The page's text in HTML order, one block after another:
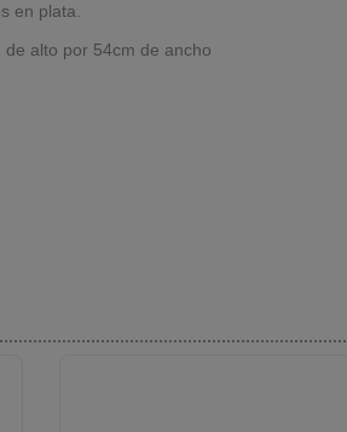
en plata.
alto por 54cm de ancho